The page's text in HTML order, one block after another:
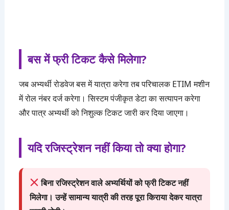
बस में फ्री टिकट कैसे मिलेगा?
जब अभ्यर्थी रोडवेज बस में यात्रा करेगा तब परिचालक ETIM मशीन
में रोल नंबर दर्ज करेगा। सिस्टम पंजीकृत डेटा का सत्यापन करेगा
और पात्र अभ्यर्थी को निशुल्क टिकट जारी कर दिया जाएगा।
यदि रजिस्ट्रेशन नहीं किया तो क्या होगा?
बिना रजिस्ट्रेशन वाले अभ्यर्थियों को फ्री टिकट नहीं
मिलेगा। उन्हें सामान्य यात्री की तरह पूरा किराया देकर यात्रा